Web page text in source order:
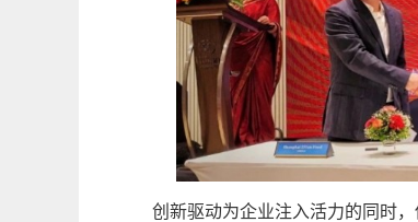
创新驱动为企业注入活力的同时